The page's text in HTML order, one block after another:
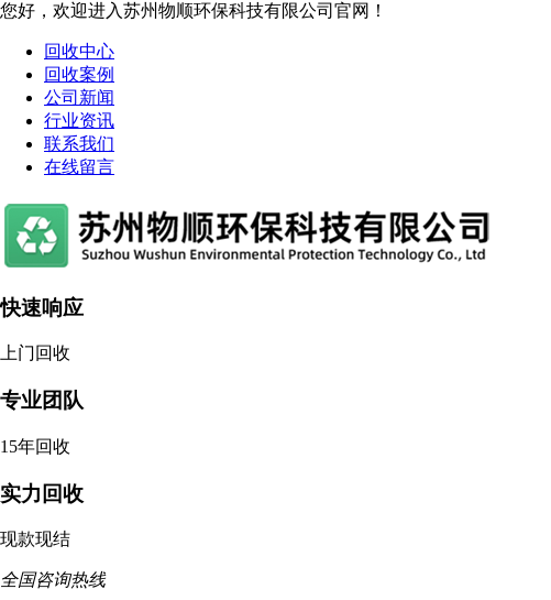
您好，欢迎进入苏州物顺环保科技有限公司官网！
回收中心
回收案例
公司新闻
行业资讯
联系我们
在线留言
快速响应
上门回收
专业团队
15年回收
实力回收
现款现结
全国咨询热线